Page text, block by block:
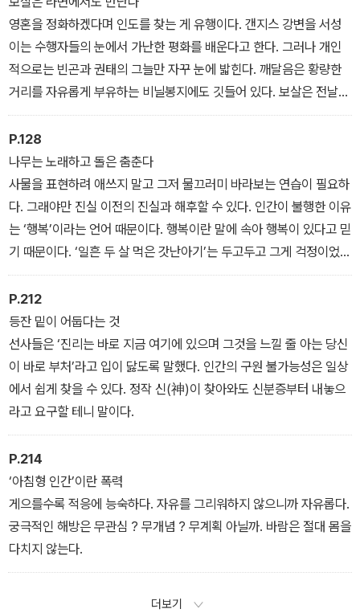
원묘(高峰原妙)는 목침이 침상 아래로 굴러 떨어지는 소리를 듣고
깨쳤다. 모두가 찰나에 견성을 완료했다. 순간적이고 우연적이다. 혹
자들은 돈오를 불가사의한 사건, 더 나아가 얼토당토않은 사기라고
깔본다. 모름지기 깨달으려면 시간적이고 내용적인 공력을 들여야 한
다는 견인주의자(堅忍主義者)들도 어지간히 흉을 볼 것이다. 하지
만 돈오는 해석도 설명도 용납하지 않는다. 그냥 보라는 것이다. 생각
을 쉬면 보인다.
영혼을 정화하겠다며 인도를 찾는 게 유행이다. 갠지스 강변을 서성
이는 수행자들의 눈에서 가난한 평화를 배운다고 한다. 그러나 개인
적으로는 빈곤과 권태의 그늘만 자꾸 눈에 밟힌다. 깨달음은 황량한
거리를 자유롭게 부유하는 비닐봉지에도 깃들어 있다. 보살은 전날
숙취를 풀기 위해 편의점에서 사먹는 라면에서도 만난다. 떠날 필요
가 없다. 밥숟가락 드는 게 수행이고 남에게 욕먹는 게 수행이다. 인생
이 곧 수행이다.
P.128
나무는 노래하고 돌은 춤춘다
사물을 표현하려 애쓰지 말고 그저 물끄러미 바라보는 연습이 필요하
다. 그래야만 진실 이전의 진실과 해후할 수 있다. 인간이 불행한 이유
는 ‘행복’이라는 언어 때문이다. 행복이란 말에 속아 행복이 있다고 믿
기 때문이다. ‘일흔 두 살 먹은 갓난아기’는 두고두고 그게 걱정이었
다.
P.212
등잔 밑이 어둡다는 것
선사들은 ‘진리는 바로 지금 여기에 있으며 그것을 느낄 줄 아는 당신
이 바로 부처’라고 입이 닳도록 말했다. 인간의 구원 불가능성은 일상
에서 쉽게 찾을 수 있다. 정작 신(神)이 찾아와도 신분증부터 내놓으
라고 요구할 테니 말이다.
P.214
‘아침형 인간’이란 폭력
게으를수록 적응에 능숙하다. 자유를 그리워하지 않으니까 자유롭다.
궁극적인 해방은 무관심 ? 무개념 ? 무계획 아닐까. 바람은 절대 몸을
다치지 않는다.
더보기